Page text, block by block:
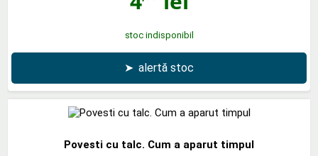
stoc indisponibil
➤ alertă stoc
Povesti cu talc. Cum a aparut timpul